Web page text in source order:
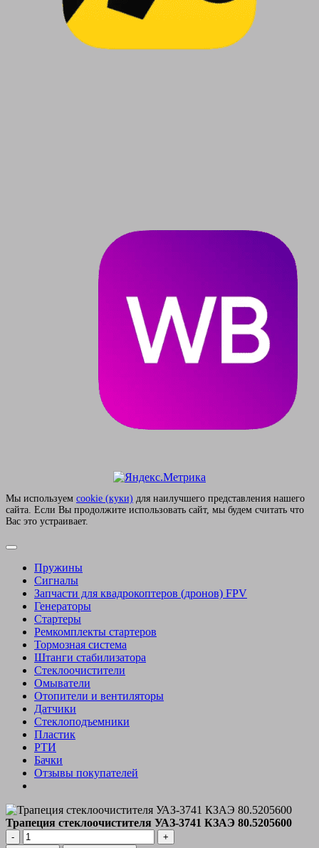
Мы используем сookie (куки) для наилучшего представления нашего
сайта. Если Вы продолжите использовать сайт, мы будем считать что
Вас это устраивает.
Пружины
Сигналы
Запчасти для квадрокоптеров (дронов) FPV
Генераторы
Стартеры
Ремкомплекты стартеров
Тормозная система
Штанги стабилизатора
Стеклоочистители
Омыватели
Отопители и вентиляторы
Датчики
Стеклоподъемники
Пластик
РТИ
Бачки
Отзывы покупателей
Трапеция стеклоочистителя УАЗ-3741 КЗАЭ 80.5205600
Количество